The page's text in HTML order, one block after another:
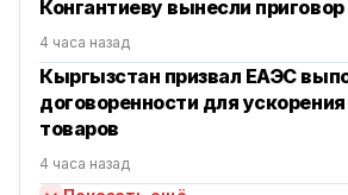
Конгантиеву вынесли приговор
4 часа назад
Кыргызстан призвал ЕАЭС
договоренности для
товаров
4 часа назад